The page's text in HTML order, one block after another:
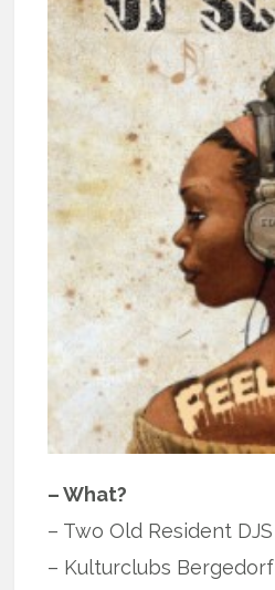
– What?
– Two Old Resident DJS
– Kulturclubs Bergedorf